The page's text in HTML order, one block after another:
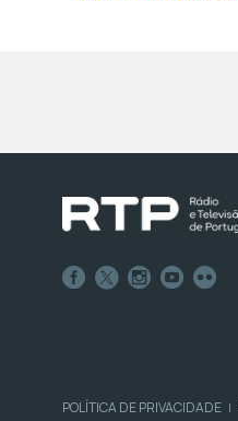
POLÍTICA DE PRIVACIDADE |